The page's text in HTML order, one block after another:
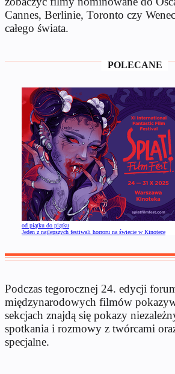
Cannes, Berlinie, Toronto czy
całego świata.
POLECANE
od piątku do piątku
Jeden z najlepszych festiwali horroru na świecie w Kinotece
Podczas tegorocznej 24. edycji
międzynarodowych filmów
sekcjach znajdą się pokazy
spotkania i rozmowy z twórcami
specjalne.